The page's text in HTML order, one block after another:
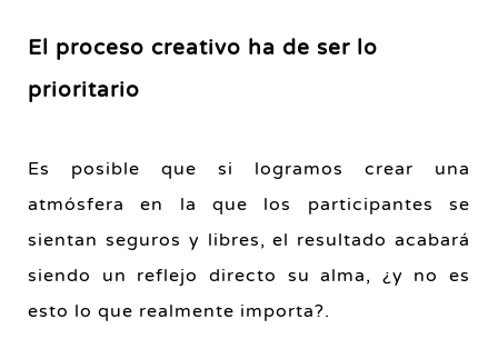
El proceso creativo ha de ser lo
prioritario
Es posible que si logramos crear una
atmósfera en la que los participantes se
sientan seguros y libres, el resultado acabará
siendo un reflejo directo su alma, ¿y no es
esto lo que realmente importa?.